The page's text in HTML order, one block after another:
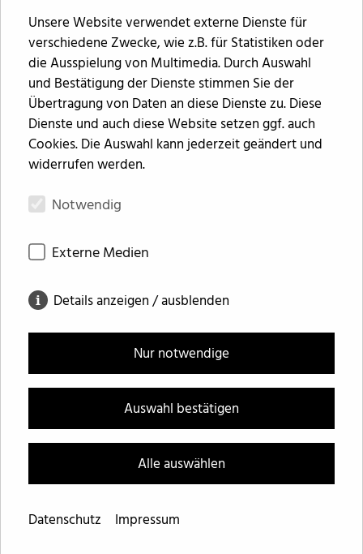
Alle Schulungsräume und Umkleiden sind
ebenerdig angeordnet, um aufwändige
Vertikalerschließungen zu vermeiden und die
Freiflächen aktiv zu nutzen. Technikräume
befinden sich im Obergeschoss, was kurze
Leitungswege ermöglicht. Hausanschluss-
und Verteilerräume sind im Erdgeschoss
untergebracht.
© Bär Stadelmann Stöcker Architekten und
Impressum Datenschutz
Unsere Website verwendet externe Dienste für
verschiedene Zwecke, wie z.B. für Statistiken oder
die Ausspielung von Multimedia. Durch Auswahl
und Bestätigung der Dienste stimmen Sie der
Übertragung von Daten an diese Dienste zu. Diese
Dienste und auch diese Website setzen ggf. auch
Cookies. Die Auswahl kann jederzeit geändert und
widerrufen werden.
Notwendig
Externe Medien
Details anzeigen / ausblenden
Nur notwendige
Auswahl bestätigen
Alle auswählen
Datenschutz Impressum